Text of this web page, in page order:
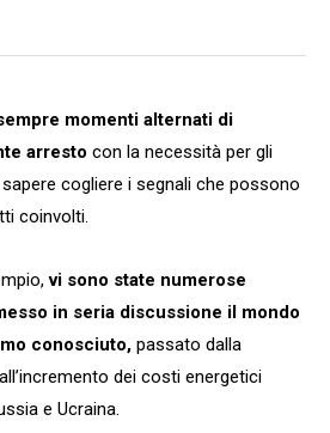
momenti alternati di
arresto con la necessità per gli
cogliere i segnali che possono
coinvolti.
vi sono state numerose
in seria discussione il mondo
conosciuto, passato dalla
dei costi energetici
e Ucraina.